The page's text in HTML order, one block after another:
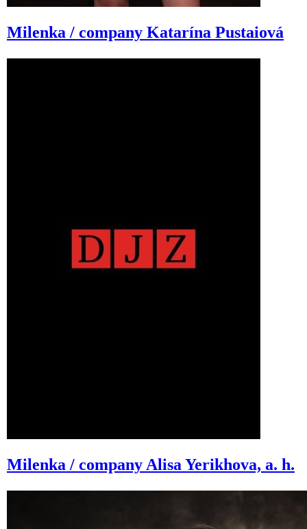
Milenka / company Katarína Pustaiová
Milenka / company Alisa Yerikhova, a. h.